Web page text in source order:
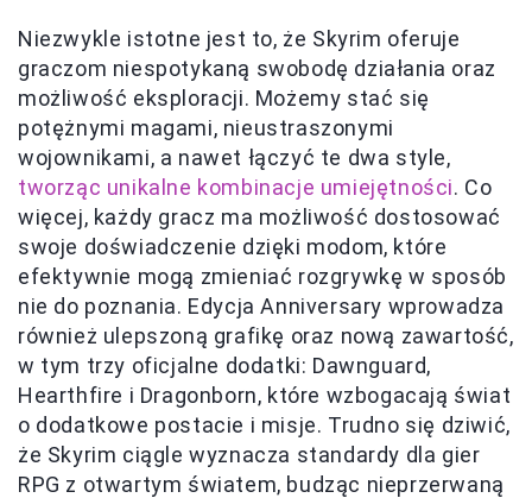
Niezwykle istotne jest to, że Skyrim oferuje
graczom niespotykaną swobodę działania oraz
możliwość eksploracji. Możemy stać się
potężnymi magami, nieustraszonymi
wojownikami, a nawet łączyć te dwa style,
tworząc unikalne kombinacje umiejętności. Co
więcej, każdy gracz ma możliwość dostosować
swoje doświadczenie dzięki modom, które
efektywnie mogą zmieniać rozgrywkę w sposób
nie do poznania. Edycja Anniversary wprowadza
również ulepszoną grafikę oraz nową zawartość,
w tym trzy oficjalne dodatki: Dawnguard,
Hearthfire i Dragonborn, które wzbogacają świat
o dodatkowe postacie i misje. Trudno się dziwić,
że Skyrim ciągle wyznacza standardy dla gier
RPG z otwartym światem, budząc nieprzerwaną